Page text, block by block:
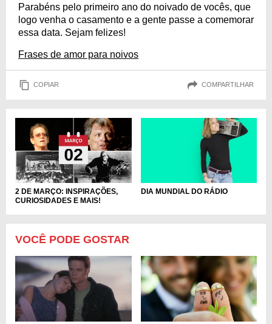
Parabéns pelo primeiro ano do noivado de vocês, que
logo venha o casamento e a gente passe a comemorar
essa data. Sejam felizes!
Frases de amor para noivos
COPIAR COMPARTILHAR
2 DE MARÇO: INSPIRAÇÕES,
CURIOSIDADES E MAIS!
DIA MUNDIAL DO RÁDIO
VOCÊ PODE GOSTAR